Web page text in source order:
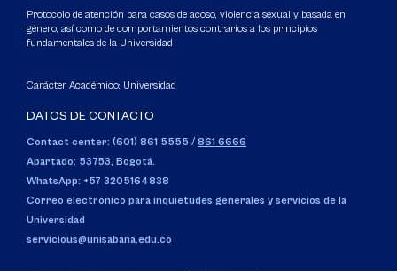
Protocolo de atención para casos de acoso, violencia sexual y basada en
género, así como de comportamientos contrarios a los principios
fundamentales de la Universidad
Carácter Académico: Universidad
DATOS DE CONTACTO
Contact center: (601) 861 5555 / 861 6666
Apartado: 53753, Bogotá.
WhatsApp: +57 3205164838
Correo electrónico para inquietudes generales y servicios de la
Universidad
servicious@unisabana.edu.co